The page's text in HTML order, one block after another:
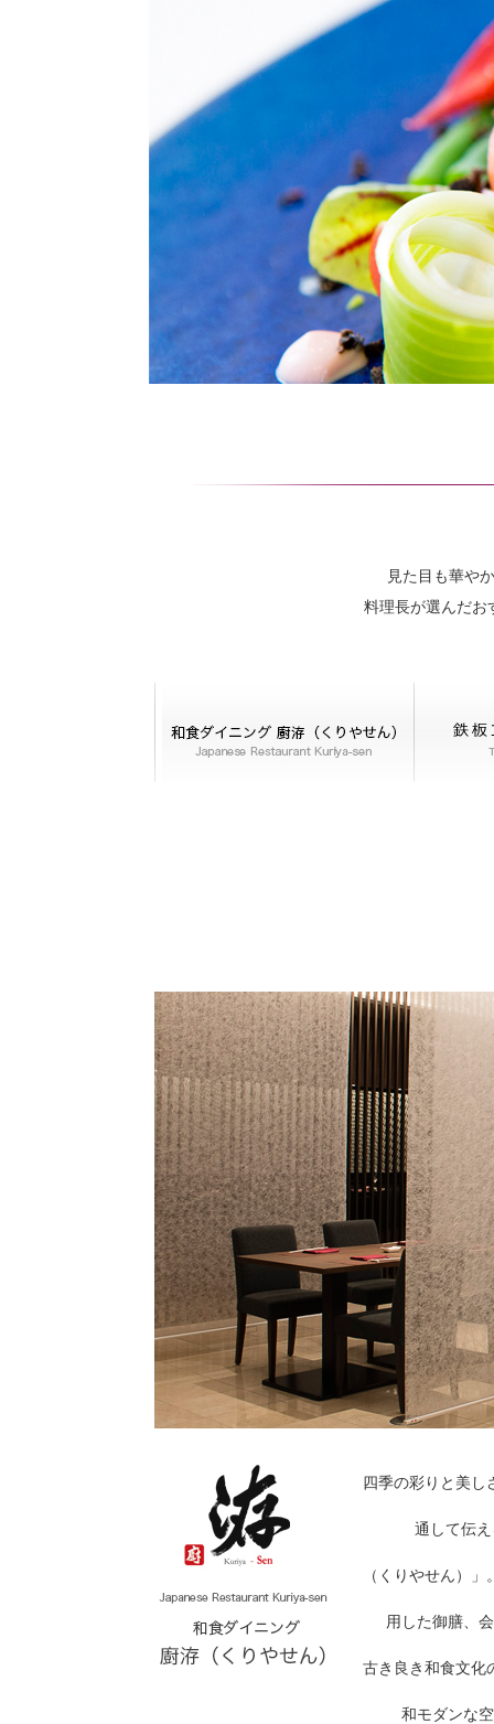
見た目も華や
料理長が選んだお
四季の彩りと美し
通して伝
（くりやせん）
用した御膳、
古き良き和食文化
和モダンな